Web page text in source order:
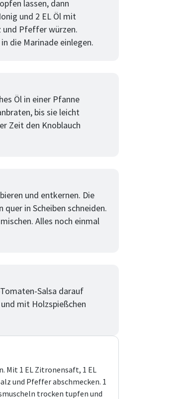
lassen, dann
und 2 EL Öl mit
und Pfeffer würzen.
die Marinade einlegen.
Öl in einer Pfanne
bis sie leicht
Zeit den Knoblauch
und entkernen. Die
in Scheiben schneiden.
Alles noch einmal
Salsa darauf
mit Holzspießchen
Mit 1 EL Zitronensaft, 1 EL
und Pfeffer abschmecken. 1
trocken tupfen und